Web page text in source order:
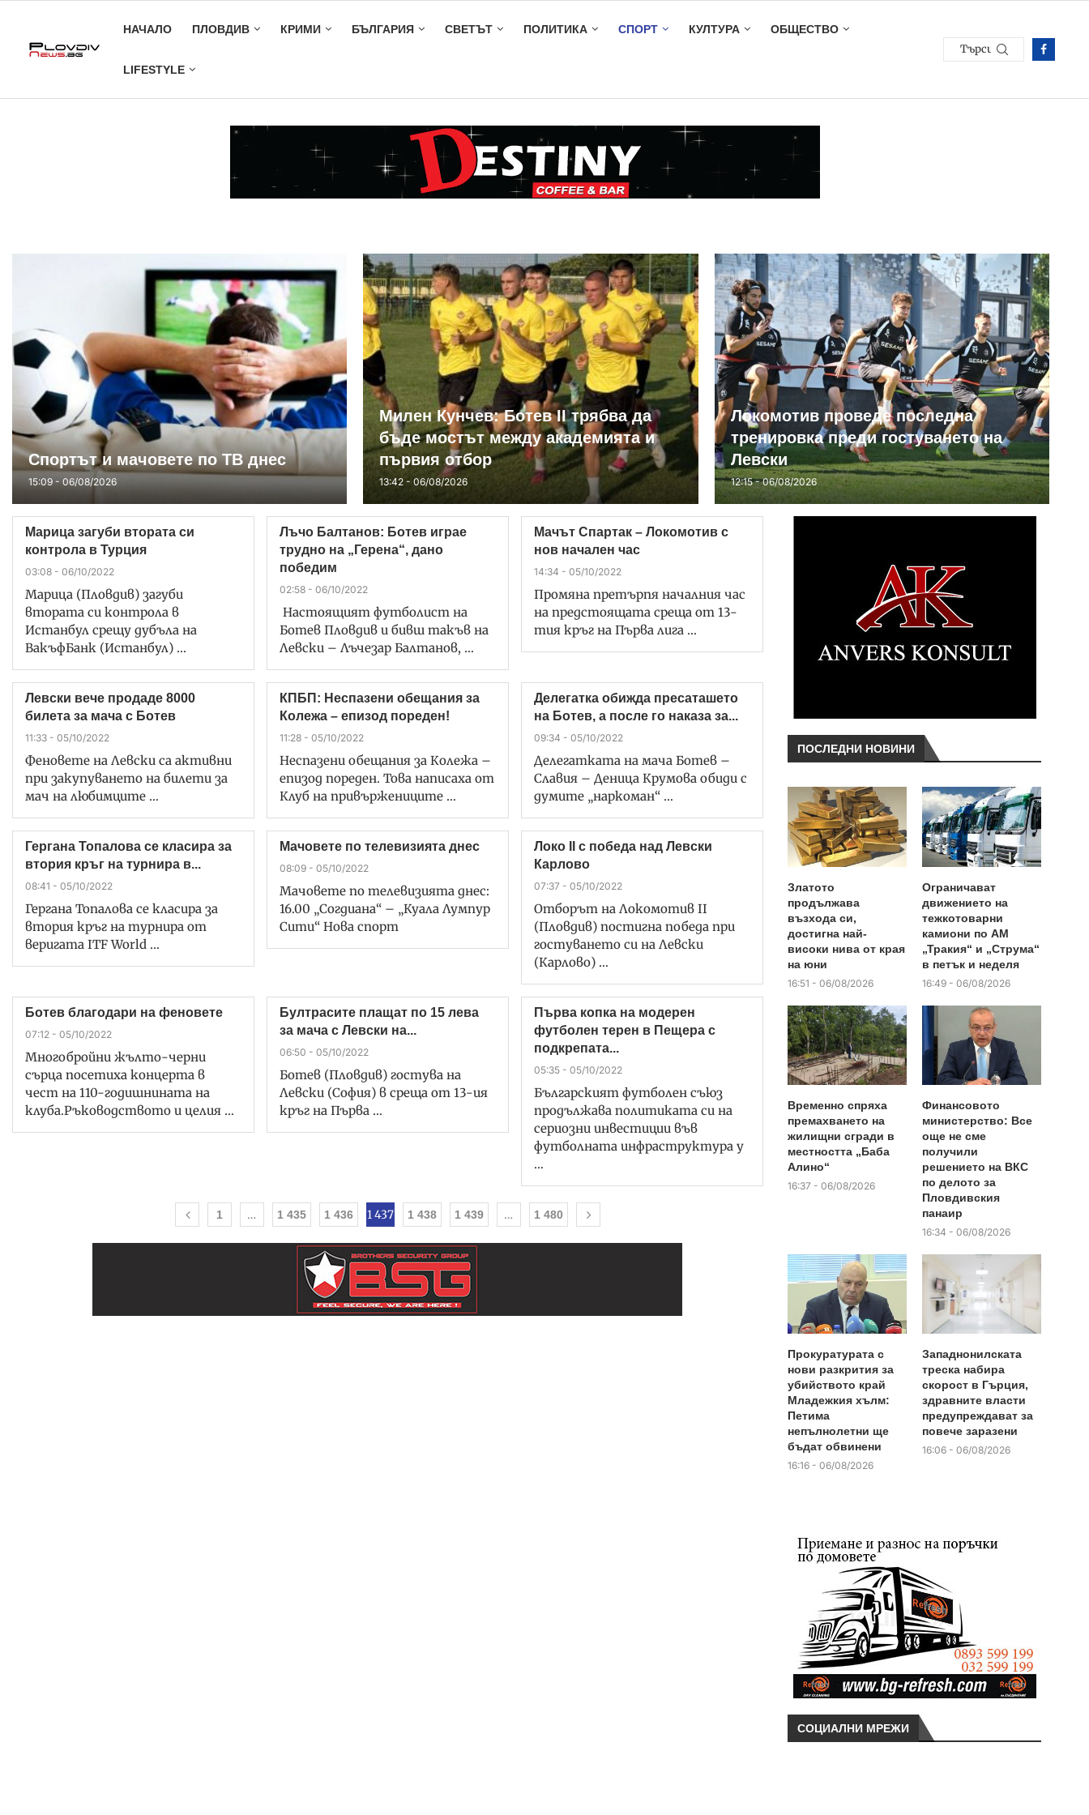
НАЧАЛО ПЛОВДИВ КРИМИ БЪЛГАРИЯ СВЕТЪТ ПОЛИТИКА СПОРТ КУЛТУРА ОБЩЕСТВО
LIFESTYLE
Спортът и мачовете по ТВ днес
15:09 - 06/08/2026
Милен Кунчев: Ботев II трябва да
бъде мостът между академията и
първия отбор
13:42 - 06/08/2026
Локомотив проведе последна
тренировка преди гостуването на
Левски
12:15 - 06/08/2026
Марица загуби втората си
контрола в Турция
03:08 - 06/10/2022
Марица (Пловдив) загуби
втората си контрола в
Истанбул срещу дубъла на
ВакъфБанк (Истанбул) …
Лъчо Балтанов: Ботев играе
трудно на „Герена“, дано
победим
02:58 - 06/10/2022
Настоящият футболист на
Ботев Пловдив и бивш такъв на
Левски – Лъчезар Балтанов, …
Мачът Спартак – Локомотив с
нов начален час
14:34 - 05/10/2022
Промяна претърпя началния час
на предстоящата среща от 13-
тия кръг на Първа лига …
Левски вече продаде 8000
билета за мача с Ботев
11:33 - 05/10/2022
Феновете на Левски са активни
при закупуването на билети за
мач на любимците …
КПБП: Неспазени обещания за
Колежа – епизод пореден!
11:28 - 05/10/2022
Неспазени обещания за Колежа –
епизод пореден. Това написаха от
Клуб на привържениците …
Делегатка обижда пресаташето
на Ботев, а после го наказа за...
09:34 - 05/10/2022
Делегатката на мача Ботев –
Славия – Деница Крумова обиди с
думите „наркоман“ …
Гергана Топалова се класира за
втория кръг на турнира в...
08:41 - 05/10/2022
Гергана Топалова се класира за
втория кръг на турнира от
веригата ITF World …
Мачoвете по телевизията днес
08:09 - 05/10/2022
Мачoвете по телевизията днес:
16.00 „Согдиана“ – „Куала Лумпур
Сити“ Нова спорт
Локо II с победа над Левски
Карлово
07:37 - 05/10/2022
Отборът на Локомотив II
(Пловдив) постигна победа при
гостуването си на Левски
(Карлово) …
Ботев благодари на феновете
07:12 - 05/10/2022
Многобройни жълто-черни
сърца посетиха концерта в
чест на 110-годишнината на
клуба.Ръководството и целия …
Бултрасите плащат по 15 лева
за мача с Левски на...
06:50 - 05/10/2022
Ботев (Пловдив) гостува на
Левски (София) в среща от 13-ия
кръг на Първа …
Първа копка на модерен
футболен терен в Пещера с
подкрепата...
05:35 - 05/10/2022
Българският футболен съюз
продължава политиката си на
сериозни инвестиции във
футболната инфраструктура у
…
1 … 1 435 1 436 1 437 1 438 1 439 … 1 480
ПОСЛЕДНИ НОВИНИ
Златото
продължава
възхода си,
достигна най-
високи нива от края
на юни
16:51 - 06/08/2026
Ограничават
движението на
тежкотоварни
камиони по АМ
„Тракия“ и „Струма“
в петък и неделя
16:49 - 06/08/2026
Временно спряха
премахването на
жилищни сгради в
местността „Баба
Алино“
16:37 - 06/08/2026
Финансовото
министерство: Все
още не сме
получили
решението на ВКС
по делото за
Пловдивския
панаир
16:34 - 06/08/2026
Прокуратурата с
нови разкрития за
убийството край
Младежкия хълм:
Петима
непълнолетни ще
бъдат обвинени
16:16 - 06/08/2026
Западнонилската
треска набира
скорост в Гърция,
здравните власти
предупреждават за
повече заразени
16:06 - 06/08/2026
СОЦИАЛНИ МРЕЖИ